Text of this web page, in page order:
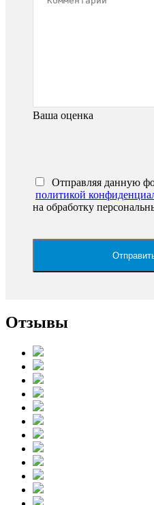
Ваша оценка
Отправляя данную
политикой
на обработку
Отзывы